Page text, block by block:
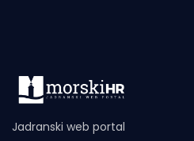
Jadranski web portal